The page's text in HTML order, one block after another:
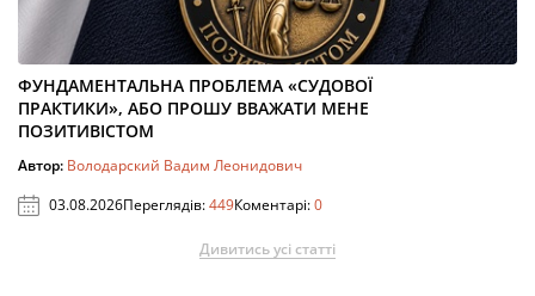
ФУНДАМЕНТАЛЬНА ПРОБЛЕМА «СУДОВОЇ
ПРАКТИКИ», АБО ПРОШУ ВВАЖАТИ МЕНЕ
ПОЗИТИВІСТОМ
Автор: Володарский Вадим Леонидович
03.08.2026Переглядів:449Коментарі:0
Дивитись усі статті